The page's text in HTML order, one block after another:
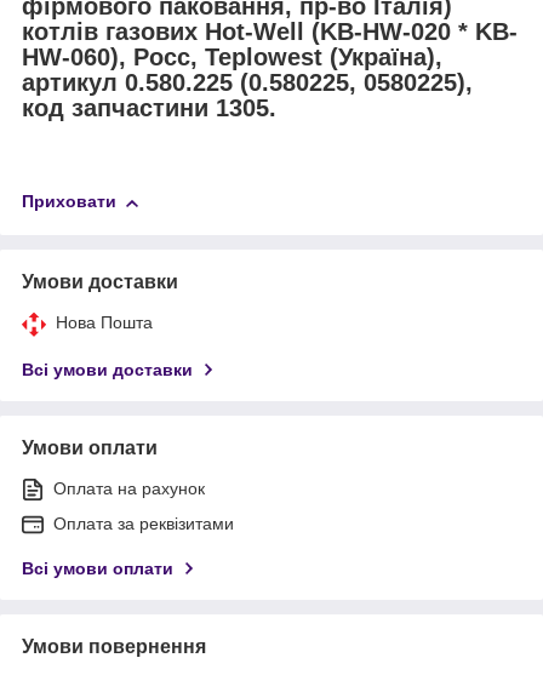
фірмового паковання, пр-во Італія)
котлів газових Hot-Well (KB-HW-020 * KB-
HW-060), Росс, Teplowest (Україна),
артикул 0.580.225 (0.580225, 0580225),
код запчастини 1305.
Приховати
Умови доставки
Нова Пошта
Всі умови доставки
Умови оплати
Оплата на рахунок
Оплата за реквізитами
Всі умови оплати
Умови повернення